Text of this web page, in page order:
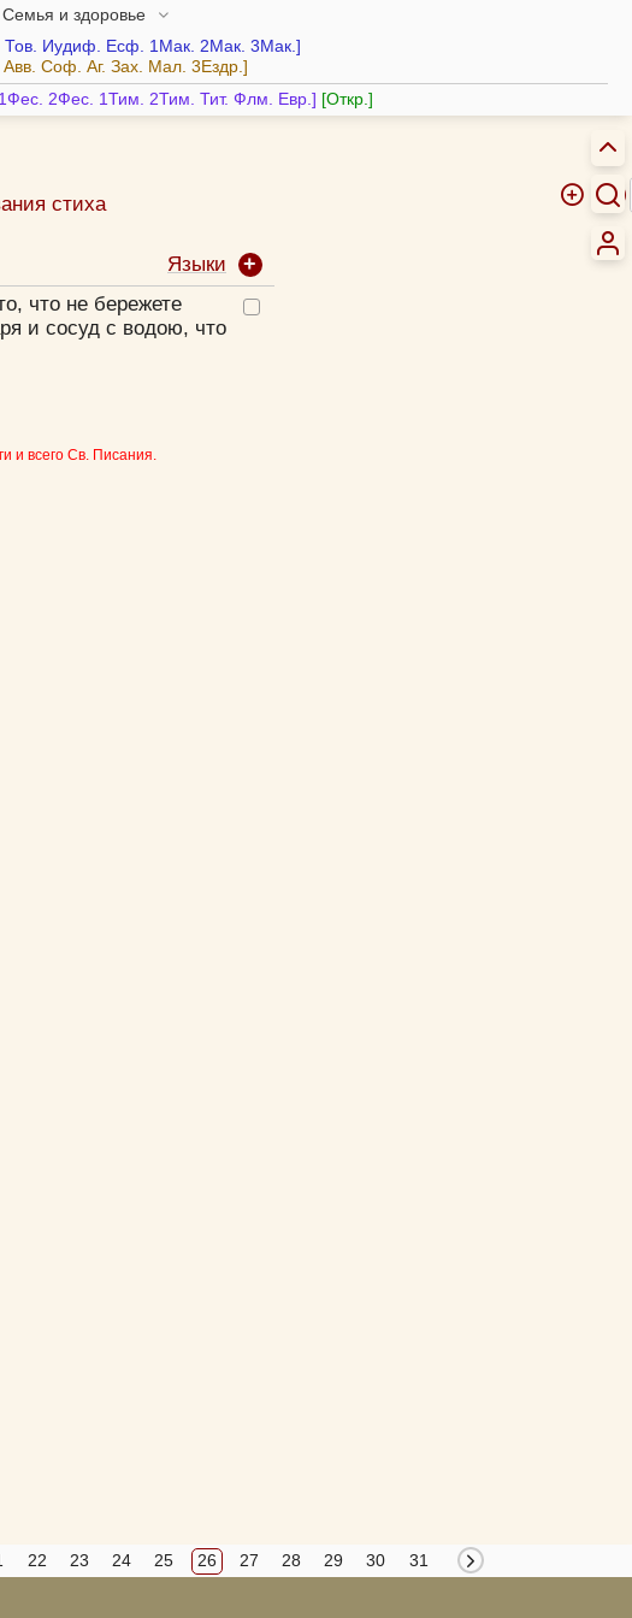
Семья и здоровье
Тов. Иудиф. Есф. 1Мак. 2Мак. 3Мак.
Авв. Соф. Аг. Зах. Мал. 3Ездр.
1Фес. 2Фес. 1Тим. 2Тим. Тит. Флм. Евр. Откр.
стиха
Языки
что не бережете
и сосуд с водою, что
и всего Св. Писания.
22 23 24 25 26 27 28 29 30 31